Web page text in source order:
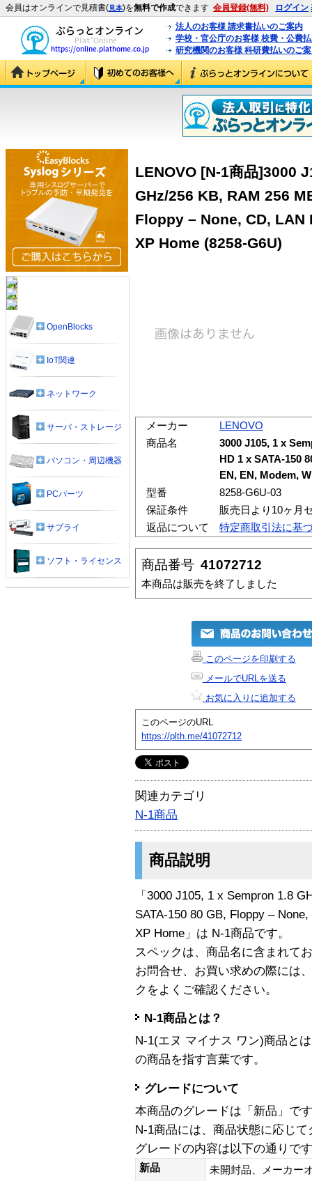
会員はオンラインで見積書(見本)を無料で作成できます 会員登録(無料) ログイン
法人のお客様 請求書払いのご案内
学校・官公庁のお客様 校費・公費
研究機関のお客様 科研費払いのご
LENOVO [N-1商品]3000
GHz/256 KB, RAM 256
Floppy – None, CD, LAN
XP Home (8258-G6U)
メーカー
LENOVO
商品名
3000 J105, 1 x
HD 1 x SATA-150
EN, EN, Modem,
型番
8258-G6U-03
保証条件
販売日より10ヶ月
返品について
特定商取引法に基
商品番号 41072712
本商品は販売を終了しました
このページを印刷する
メールでURLを送る
お気に入りに追加する
このページのURL
https://plth.me/41072712
関連カテゴリ
N-1商品
商品説明
「3000 J105, 1 x Sempron 1.8
SATA-150 80 GB, Floppy –
XP Home」は N-1商品です。
スペックは、商品名に含まれて
お問合せ、お買い求めの際には
クをよくご確認ください。
N-1商品とは？
N-1(エヌ マイナス ワン)商品と
の商品を指す言葉です。
グレードについて
本商品のグレードは「新品」です
N-1商品には、商品状態に応じ
グレードの内容は以下の通りで
新品
未開封品、メーカー
OpenBlocks
IoT関連
ネットワーク
サーバ・ストレージ
パソコン・周辺機器
PCパーツ
サプライ
ソフト・ライセンス